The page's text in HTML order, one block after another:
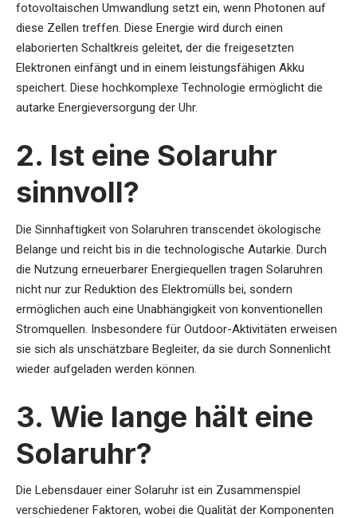
fotovoltaischen Umwandlung setzt ein, wenn Photonen auf
diese Zellen treffen. Diese Energie wird durch einen
elaborierten Schaltkreis geleitet, der die freigesetzten
Elektronen einfängt und in einem leistungsfähigen Akku
speichert. Diese hochkomplexe Technologie ermöglicht die
autarke Energieversorgung der Uhr.
2. Ist eine Solaruhr
sinnvoll?
Die Sinnhaftigkeit von Solaruhren transcendet ökologische
Belange und reicht bis in die technologische Autarkie. Durch
die Nutzung erneuerbarer Energiequellen tragen Solaruhren
nicht nur zur Reduktion des Elektromülls bei, sondern
ermöglichen auch eine Unabhängigkeit von konventionellen
Stromquellen. Insbesondere für Outdoor-Aktivitäten erweisen
sie sich als unschätzbare Begleiter, da sie durch Sonnenlicht
wieder aufgeladen werden können.
3. Wie lange hält eine
Solaruhr?
Die Lebensdauer einer Solaruhr ist ein Zusammenspiel
verschiedener Faktoren, wobei die Qualität der Komponenten